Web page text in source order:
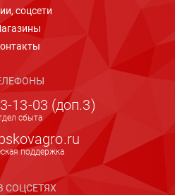
соцсети
13-03 (доп.3)
сбыта
поддержка
СОЦСЕТЯХ